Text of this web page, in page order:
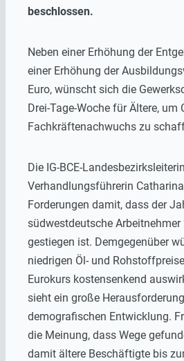
beschlossen.
Neben einer Erhöhung der
einer Erhöhung der
Euro, wünscht sich die
Drei-Tage-Woche für Ältere, um
Fachkräftenachwuchs zu
Die IG-BCE-
Verhandlungsführerin
Forderungen damit, dass der
südwestdeutsche
gestiegen ist. Demgegenüber
niedrigen Öl- und
Eurokurs kostensenkend
sieht ein große
demografischen Entwicklung.
die Meinung, dass Wege
damit ältere Beschäftigte bis